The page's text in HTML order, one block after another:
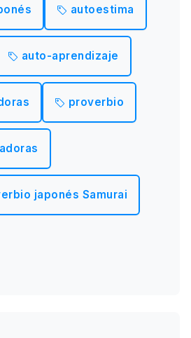
autoestima
auto-aprendizaje
proverbio
japonés Samurai